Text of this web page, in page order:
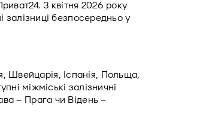
З квітня 2026 року
залізниці безпосередньо у
Швейцарія, Іспанія, Польща,
міжміські залізничні
– Прага чи Відень –